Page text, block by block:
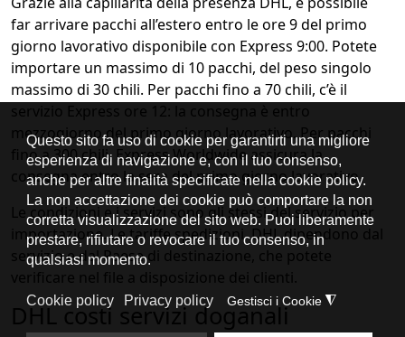
far arrivare pacchi all’estero entro le ore 9 del primo
giorno lavorativo disponibile con Express 9:00. Potete
importare un massimo di 10 pacchi, del peso singolo
massimo di 30 chili. Per pacchi fino a 70 chili, c’è il
servizio Express ore 12: la consegna è entro
mezzogiorno del primo giorno lavorativo. Per pacchi
fino a 300 chili, Express Worldwide assicura la
consegna entro la sera del primo giorno lavorativo.
Le condizioni e i servizi sono gli stessi del servizio per
importazione. Le tariffe spedizioni DHL dipendono dal
servizio e dal Paese di destinazione, che potete
verificare nel file a disposizione dei clienti.
DHL costi servizi doganali